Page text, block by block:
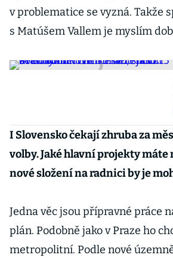
v problematice se vyzná. Takže
s Matúšem Vallem je myslím
I Slovensko čekají zhruba za
volby. Jaké hlavní projekty máte
nové složení na radnici by je
Jedna věc jsou přípravné práce
plán. Podobně jako v Praze ho
metropolitní. Podle nové